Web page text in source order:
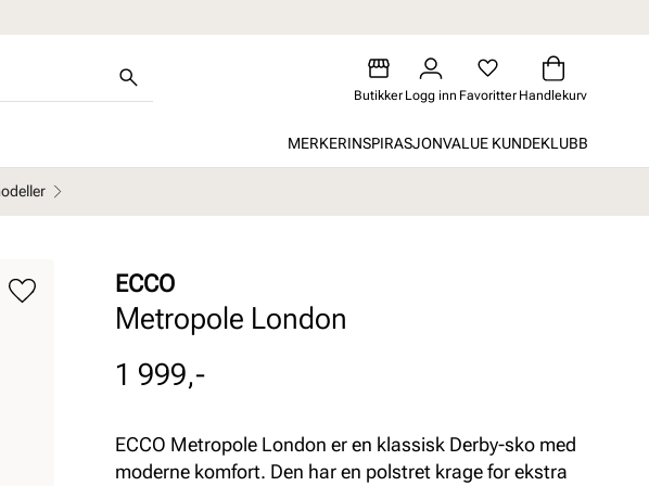
Butikker Logg inn Favoritter Handlekurv
MERKERINSPIRASJONVALUE KUNDEKLUBB
ECCO
Metropole London
Pris
1 999,-
ECCO Metropole London er en klassisk Derby-sko med
moderne komfort. Den har en polstret krage for ekstra